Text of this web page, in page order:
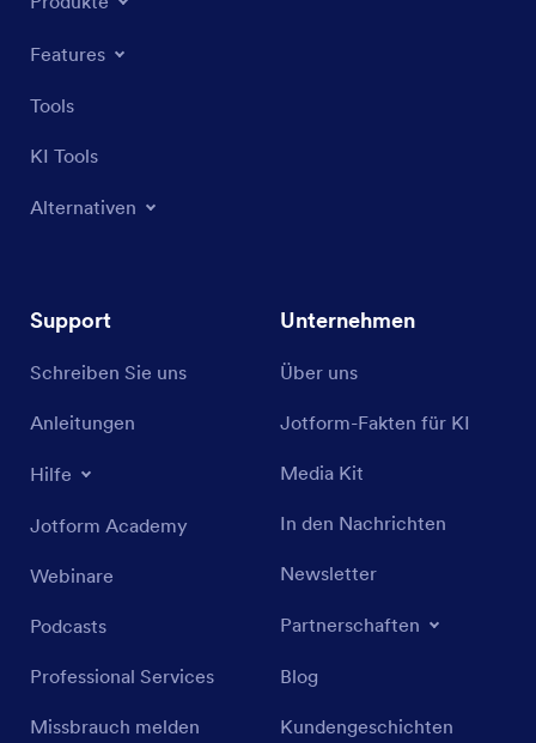
Features
Tools
KI Tools
Alternativen
Support
Schreiben Sie uns
Anleitungen
Hilfe
Jotform Academy
Webinare
Podcasts
Professional Services
Missbrauch melden
Unternehmen
Über uns
Jotform-Fakten für KI
Media Kit
In den Nachrichten
Newsletter
Partnerschaften
Blog
Kundengeschichten